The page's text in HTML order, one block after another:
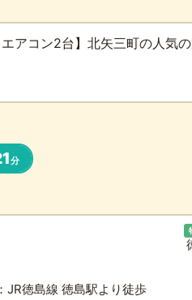
エアコン2台】北矢三町の人気
分
徳島線 徳島駅より徒歩